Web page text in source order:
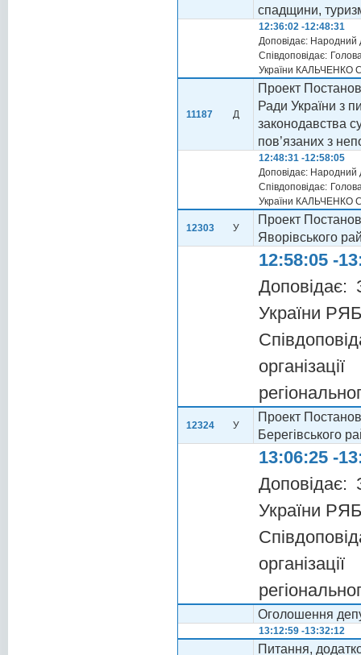
спадщини,
12:36:02 -12:48:31
Доповідає: Народний
Співдоповідає:
України КАЛЬЧЕНКО
11187 Д
Проект
Ради України з
законодавства
пов’язаних з
12:48:31 -12:58:05
Доповідає:
Співдоповідає:
України КАЛЬЧЕНКО
12303 У
Проект
Яворівського
12:58:05 -
Доповідає:
України
12324 У
Проект
Берегівського
13:06:25 -
Доповідає:
України
Оголошення
13:12:59 -13:32:12
Питання,